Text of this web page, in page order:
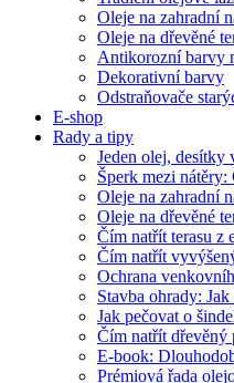
Oleje na zahradní
Oleje na dřevěné
Antikorozní barvy
Dekorativní barvy
Odstraňovače
E-shop
Rady a tipy
Jeden olej,
Šperk mezi
Oleje na zahradní
Oleje na dřevěné
Čím natřít terasu z
Čím natřít
Ochrana
Stavba ohrady:
Jak pečovat o
Čím natřít dřevěný
E-book:
Prémiová řada